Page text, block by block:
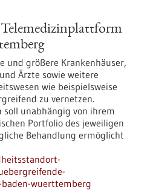
und größere Krankenhäuser,
Ärzte sowie weitere
wie beispielsweise
zu vernetzen.
unabhängig von ihrem
Portfolio des jeweiligen
Behandlung ermöglicht
wuerttemberg